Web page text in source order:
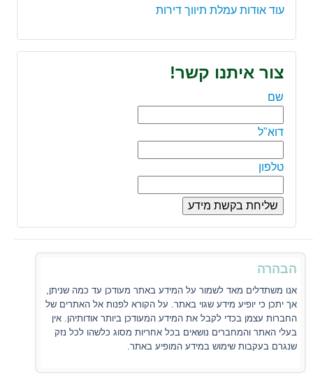
עוד אודות עמלת תיווך דירות
צור איתנו קשר!
שם
דוא"ל
טלפון
הבהרה
אנו משתדלים מאד לשמור על המידע באתר מעודכן עד כמה שניתן,
אך יתכן כי יופיע מידע שגוי באתר. על הקורא לפנות אל האתרים של
החברות עצמן בכדי לקבל את המידע המעודכן ביותר אודותיהן. אין
בעלי האתר והמחברים נושאים בכל אחריות מסוג כלשהו לכל נזק
שנגרם בעקבות שימוש במידע המופיע באתר.